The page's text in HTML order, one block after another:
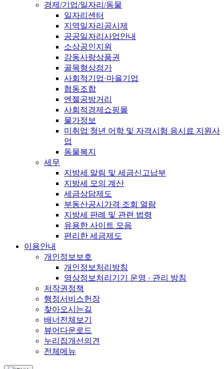
경제/기업/일자리/동물
일자리센터
지역일자리공시제
공공일자리사업안내
소상공인지원
강동사랑상품권
골목형상점가
사회적기업·마을기업
협동조합
엔젤공방거리
사회적경제쇼핑몰
물가정보
미취업 청년 어학 및 자격시험 응시료 지원사
업
동물복지
세무
지방세 알림 및 세금신고납부
지방세 모의 계산
세금상담제도
부동산공시가격 조회 열람
지방세 판례 및 관련 법령
유용한 사이트 모음
편리한 세금제도
이용안내
개인정보보호
개인정보처리방침
영상정보처리기기 운영 · 관리 방침
저작권정책
행정서비스헌장
찾아오시는길
배너전체보기
뷰어다운로드
누리집개선의견
전체메뉴